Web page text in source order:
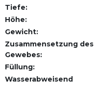
Tiefe:
Höhe:
Gewicht:
Zusammensetzung des
Gewebes:
Füllung:
Wasserabweisend